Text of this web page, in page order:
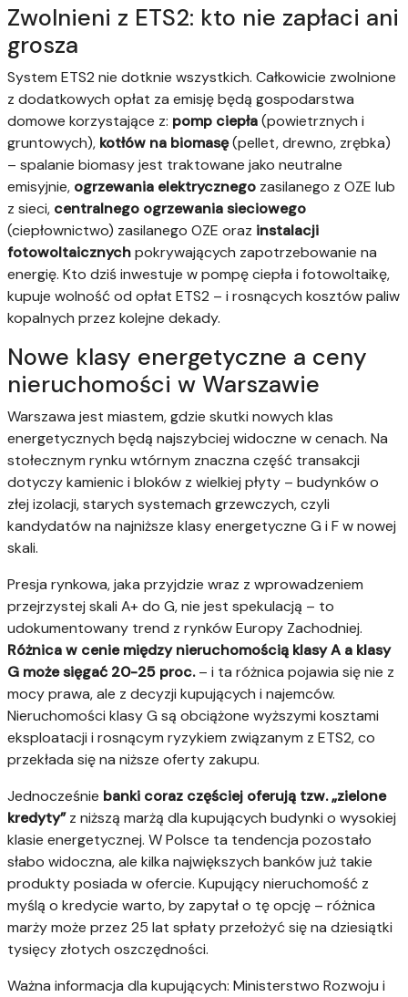
Zwolnieni z ETS2: kto nie zapłaci ani
grosza
System ETS2 nie dotknie wszystkich. Całkowicie zwolnione
z dodatkowych opłat za emisję będą gospodarstwa
domowe korzystające z: pomp ciepła(powietrznych i
gruntowych), kotłów na biomasę(pellet, drewno, zrębka)
– spalanie biomasy jest traktowane jako neutralne
emisyjnie, ogrzewania elektrycznego zasilanego z OZE lub
z sieci, centralnego ogrzewania sieciowego
(ciepłownictwo) zasilanego OZE oraz instalacji
fotowoltaicznychpokrywających zapotrzebowanie na
energię. Kto dziś inwestuje w pompę ciepła i fotowoltaikę,
kupuje wolność od opłat ETS2 – i rosnących kosztów paliw
kopalnych przez kolejne dekady.
Nowe klasy energetyczne a ceny
nieruchomości w Warszawie
Warszawa jest miastem, gdzie skutki nowych klas
energetycznych będą najszybciej widoczne w cenach. Na
stołecznym rynku wtórnym znaczna część transakcji
dotyczy kamienic i bloków z wielkiej płyty – budynków o
złej izolacji, starych systemach grzewczych, czyli
kandydatów na najniższe klasy energetyczne G i F w nowej
skali.
Presja rynkowa, jaka przyjdzie wraz z wprowadzeniem
przejrzystej skali A+ do G, nie jest spekulacją – to
udokumentowany trend z rynków Europy Zachodniej.
Różnica w cenie między nieruchomością klasy A a klasy
G może sięgać 20-25 proc.– i ta różnica pojawia się nie z
mocy prawa, ale z decyzji kupujących i najemców.
Nieruchomości klasy G są obciążone wyższymi kosztami
eksploatacji i rosnącym ryzykiem związanym z ETS2, co
przekłada się na niższe oferty zakupu.
Jednocześnie banki coraz częściej oferują tzw. „zielone
kredyty”z niższą marżą dla kupujących budynki o wysokiej
klasie energetycznej. W Polsce ta tendencja pozostało
słabo widoczna, ale kilka największych banków już takie
produkty posiada w ofercie. Kupujący nieruchomość z
myślą o kredycie warto, by zapytał o tę opcję – różnica
marży może przez 25 lat spłaty przełożyć się na dziesiątki
tysięcy złotych oszczędności.
Ważna informacja dla kupujących: Ministerstwo Rozwoju i